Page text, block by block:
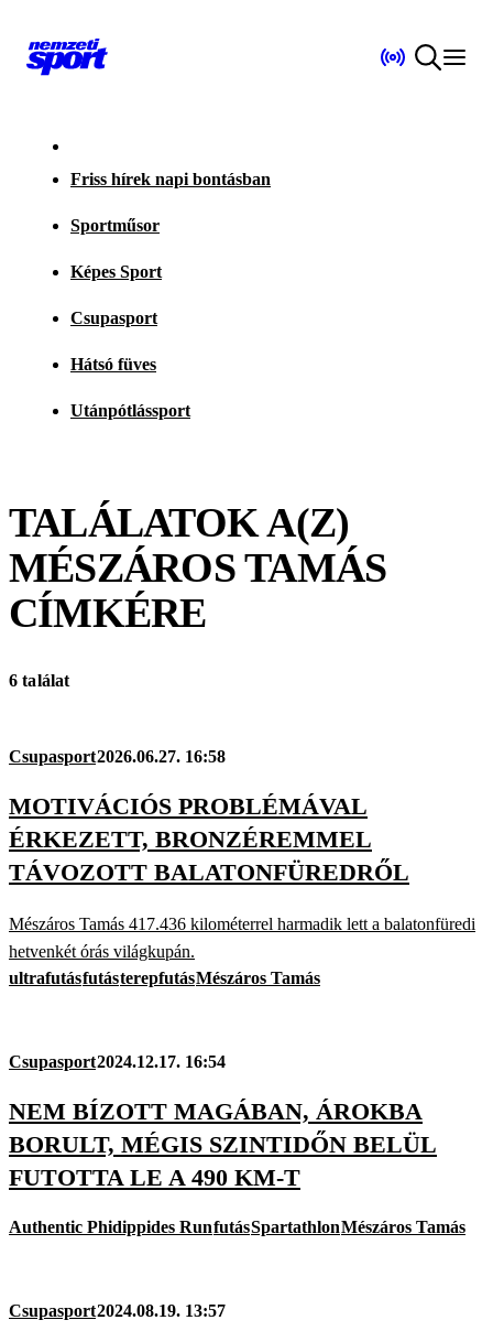
Friss hírek napi bontásban
Sportműsor
Képes Sport
Csupasport
Hátsó füves
Utánpótlássport
TALÁLATOK A(Z)
MÉSZÁROS TAMÁS
CÍMKÉRE
6 találat
Csupasport2026.06.27. 16:58
MOTIVÁCIÓS PROBLÉMÁVAL
ÉRKEZETT, BRONZÉREMMEL
TÁVOZOTT BALATONFÜREDRŐL
Mészáros Tamás 417.436 kilométerrel harmadik lett a balatonfüredi
hetvenkét órás világkupán.
ultrafutásfutásterepfutásMészáros Tamás
Csupasport2024.12.17. 16:54
NEM BÍZOTT MAGÁBAN, ÁROKBA
BORULT, MÉGIS SZINTIDŐN BELÜL
FUTOTTA LE A 490 KM-T
Authentic Phidippides RunfutásSpartathlonMészáros Tamás
Csupasport2024.08.19. 13:57